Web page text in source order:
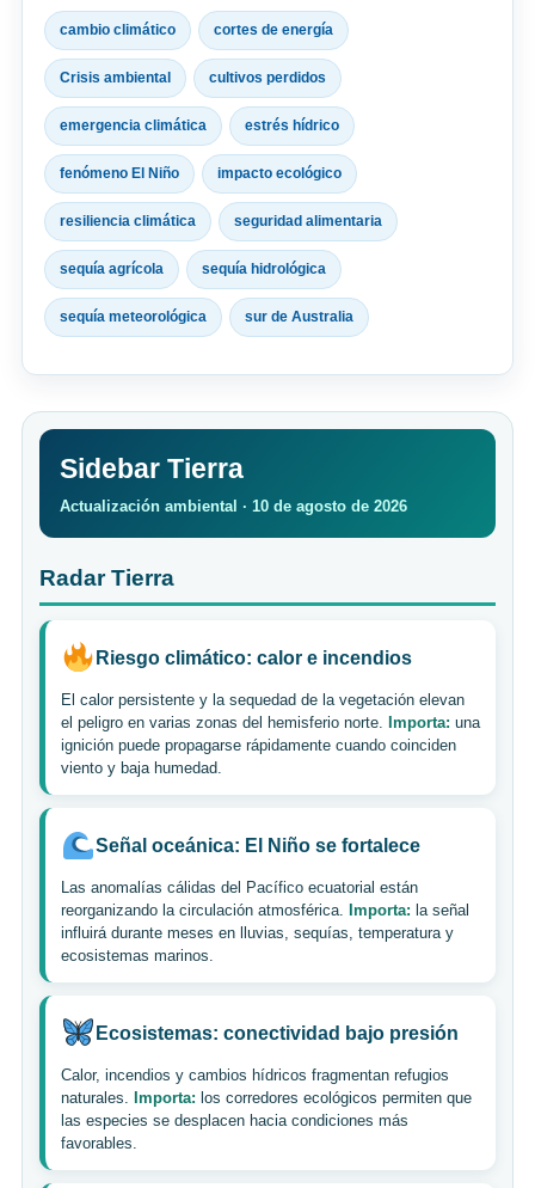
cambio climático cortes de energía
Crisis ambiental cultivos perdidos
emergencia climática estrés hídrico
fenómeno El Niño impacto ecológico
resiliencia climática seguridad alimentaria
sequía agrícola sequía hidrológica
sequía meteorológica sur de Australia
Sidebar Tierra
Actualización ambiental · 10 de agosto de 2026
Radar Tierra
Riesgo climático: calor e incendios
El calor persistente y la sequedad de la vegetación elevan
el peligro en varias zonas del hemisferio norte. Importa: una
ignición puede propagarse rápidamente cuando coinciden
viento y baja humedad.
Señal oceánica: El Niño se fortalece
Las anomalías cálidas del Pacífico ecuatorial están
reorganizando la circulación atmosférica. Importa: la señal
influirá durante meses en lluvias, sequías, temperatura y
ecosistemas marinos.
Ecosistemas: conectividad bajo presión
Calor, incendios y cambios hídricos fragmentan refugios
naturales. Importa: los corredores ecológicos permiten que
las especies se desplacen hacia condiciones más
favorables.